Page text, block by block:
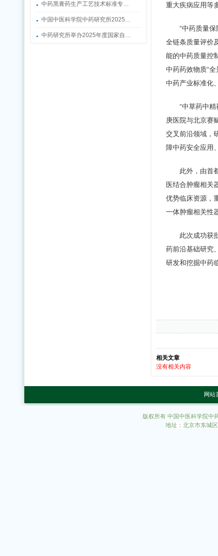
中药黑膏药生产工艺技术标准专…
中国中医科学院中药研究所2025…
中药研究所举办2025年度国家自…
重大疾病应用等
“中药质量
全链条质量评价
能的中药质量控
中药药效物质“
中药产业标准化
“中草药中
庚医院与北京赛
交叉前沿领域，
障中药安全应用
此外，由首
医结合肿瘤相关
优势临床资源，
一体肿瘤相关性
此次成功获
药前沿基础研究
研发和挖掘中药
相关文章
没有相关内容
网站
版权所有 中国中医科学院中
地址：北京市东城